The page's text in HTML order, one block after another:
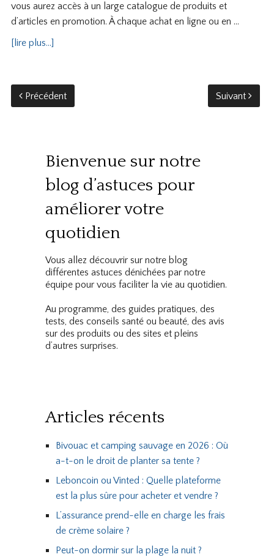
vous aurez accès à un large catalogue de produits et
d’articles en promotion. À chaque achat en ligne ou en …
[lire plus...]
Précédent Suivant
Bienvenue sur notre
blog d’astuces pour
améliorer votre
quotidien
Vous allez découvrir sur notre blog
différentes astuces dénichées par notre
équipe pour vous faciliter la vie au quotidien.
Au programme, des guides pratiques, des
tests, des conseils santé ou beauté, des avis
sur des produits ou des sites et pleins
d’autres surprises.
Articles récents
Bivouac et camping sauvage en 2026 : Où
a-t-on le droit de planter sa tente ?
Leboncoin ou Vinted : Quelle plateforme
est la plus sûre pour acheter et vendre ?
L’assurance prend-elle en charge les frais
de crème solaire ?
Peut-on dormir sur la plage la nuit ?